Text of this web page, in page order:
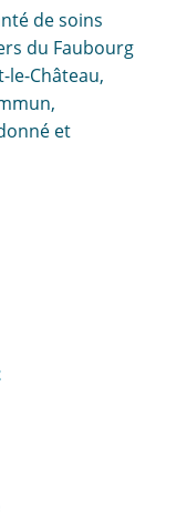
de soins
du Faubourg
le-Château,
et